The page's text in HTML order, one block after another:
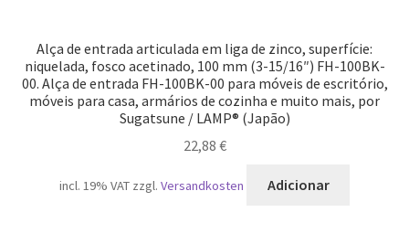
Alça de entrada articulada em liga de zinco, superfície:
niquelada, fosco acetinado, 100 mm (3-15/16″) FH-100BK-
00. Alça de entrada FH-100BK-00 para móveis de escritório,
móveis para casa, armários de cozinha e muito mais, por
Sugatsune / LAMP® (Japão)
22,88 €
incl. 19% VAT zzgl. Versandkosten Adicionar